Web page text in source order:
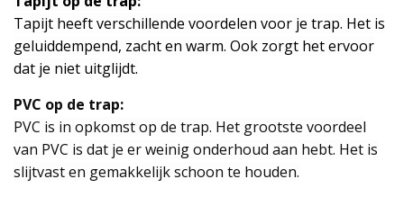
Tapijt heeft verschillende voordelen voor je trap. Het is
geluiddempend, zacht en warm. Ook zorgt het ervoor
dat je niet uitglijdt.
PVC op de trap:
PVC is in opkomst op de trap. Het grootste voordeel
van PVC is dat je er weinig onderhoud aan hebt. Het is
slijtvast en gemakkelijk schoon te houden.